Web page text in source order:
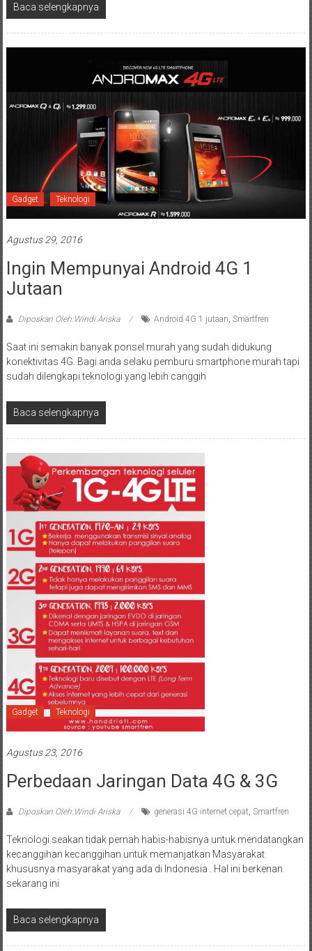
Baca selengkapnya
Gadget Teknologi
Agustus 29, 2016
Ingin Mempunyai Android 4G 1
Jutaan
Diposkan Oleh:Windi Ariska Android 4G 1 jutaan Smartfren
Saat ini semakin banyak ponsel murah yang sudah didukung
konektivitas 4G. Bagi anda selaku pemburu smartphone murah tapi
sudah dilengkapi teknologi yang lebih canggih
Baca selengkapnya
Gadget Teknologi
Agustus 23, 2016
Perbedaan Jaringan Data 4G & 3G
Diposkan Oleh:Windi Ariska generasi 4G internet cepat, Smartfren
Teknologi seakan tidak pernah habis-habisnya untuk mendatangkan
kecanggihan kecanggihan untuk memanjatkan Masyarakat
khususnya masyarakat yang ada di Indonesia . Hal ini berkenan
sekarang ini
Baca selengkapnya